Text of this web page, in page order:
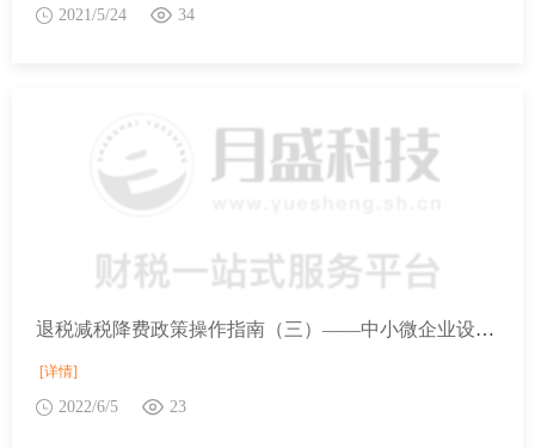
2021/5/24 34
退税减税降费政策操作指南（三）——中小微企业设备器具所得税税前扣除政策
[详情]
2022/6/5 23